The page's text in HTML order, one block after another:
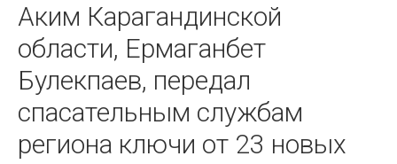
Аким Карагандинской
области, Ермаганбет
Булекпаев, передал
спасательным службам
региона ключи от 23 новых